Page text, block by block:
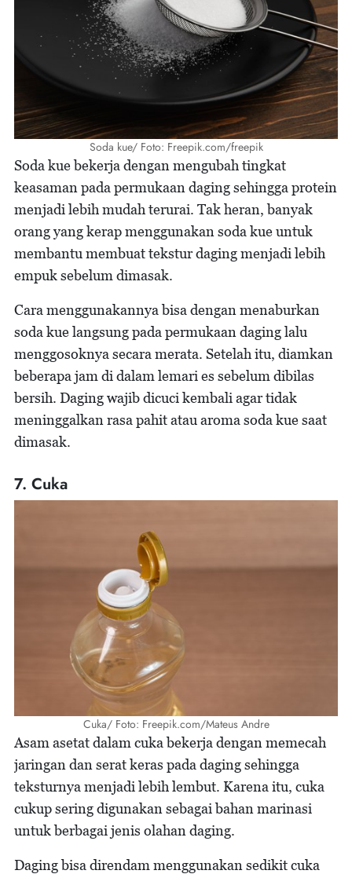
Soda kue/ Foto: Freepik.com/freepik
Soda kue bekerja dengan mengubah tingkat
keasaman pada permukaan daging sehingga protein
menjadi lebih mudah terurai. Tak heran, banyak
orang yang kerap menggunakan soda kue untuk
membantu membuat tekstur daging menjadi lebih
empuk sebelum dimasak.
Cara menggunakannya bisa dengan menaburkan
soda kue langsung pada permukaan daging lalu
menggosoknya secara merata. Setelah itu, diamkan
beberapa jam di dalam lemari es sebelum dibilas
bersih. Daging wajib dicuci kembali agar tidak
meninggalkan rasa pahit atau aroma soda kue saat
dimasak.
7. Cuka
Cuka/ Foto: Freepik.com/Mateus Andre
Asam asetat dalam cuka bekerja dengan memecah
jaringan dan serat keras pada daging sehingga
teksturnya menjadi lebih lembut. Karena itu, cuka
cukup sering digunakan sebagai bahan marinasi
untuk berbagai jenis olahan daging.
Daging bisa direndam menggunakan sedikit cuka